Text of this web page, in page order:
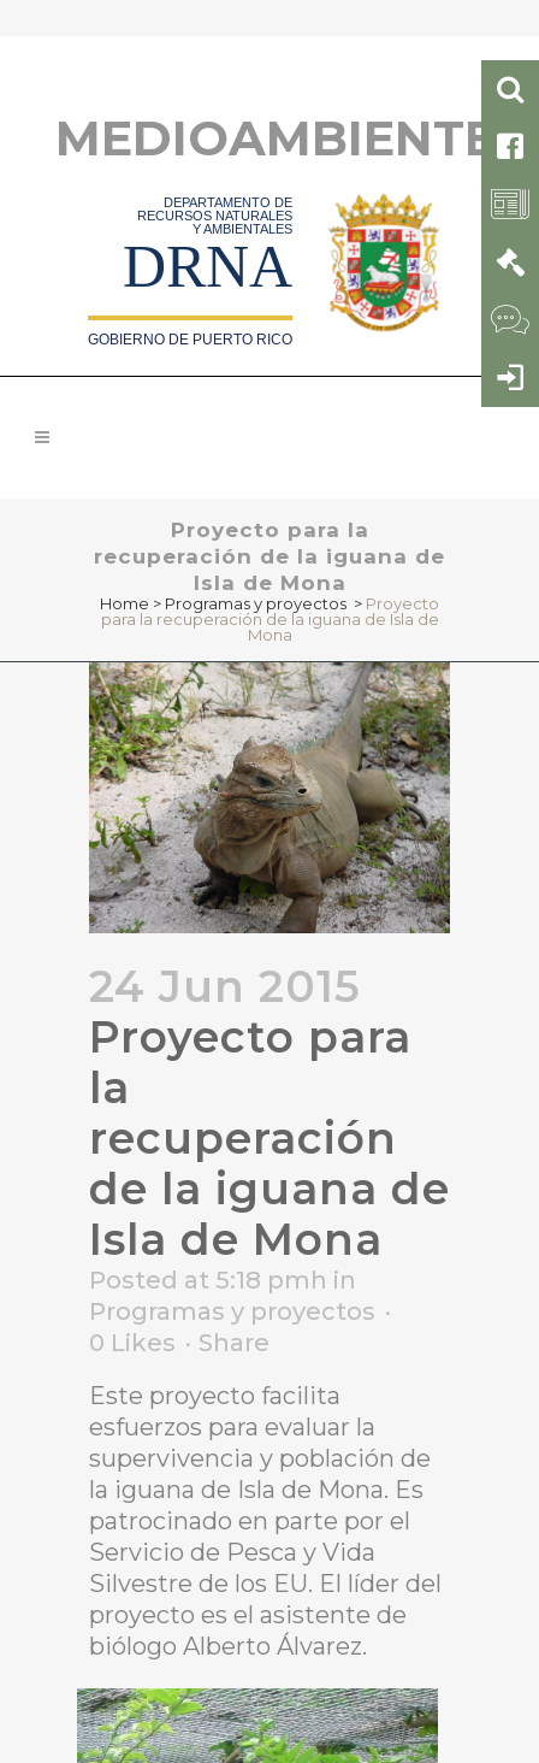
MEDIOAMBIENTE
DEPARTAMENTO DE
RECURSOS NATURALES
Y AMBIENTALES
DRNA
GOBIERNO DE PUERTO RICO
Proyecto para la
recuperación de la iguana de
Isla de Mona
Home > Programas y proyectos > Proyecto
para la recuperación de la iguana de Isla de
Mona
24 Jun 2015
Proyecto para
la
recuperación
de la iguana de
Isla de Mona
Posted at 5:18 pmh in
Programas y proyectos
0 Likes
Share
Este proyecto facilita
esfuerzos para evaluar la
supervivencia y población de
la iguana de Isla de Mona. Es
patrocinado en parte por el
Servicio de Pesca y Vida
Silvestre de los EU. El líder del
proyecto es el asistente de
biólogo Alberto Álvarez.